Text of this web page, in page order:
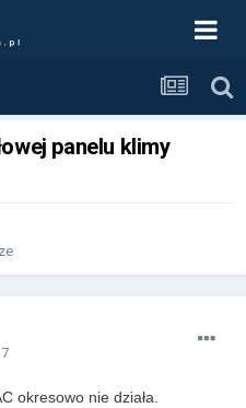
panelu klimy
okresowo nie działa.